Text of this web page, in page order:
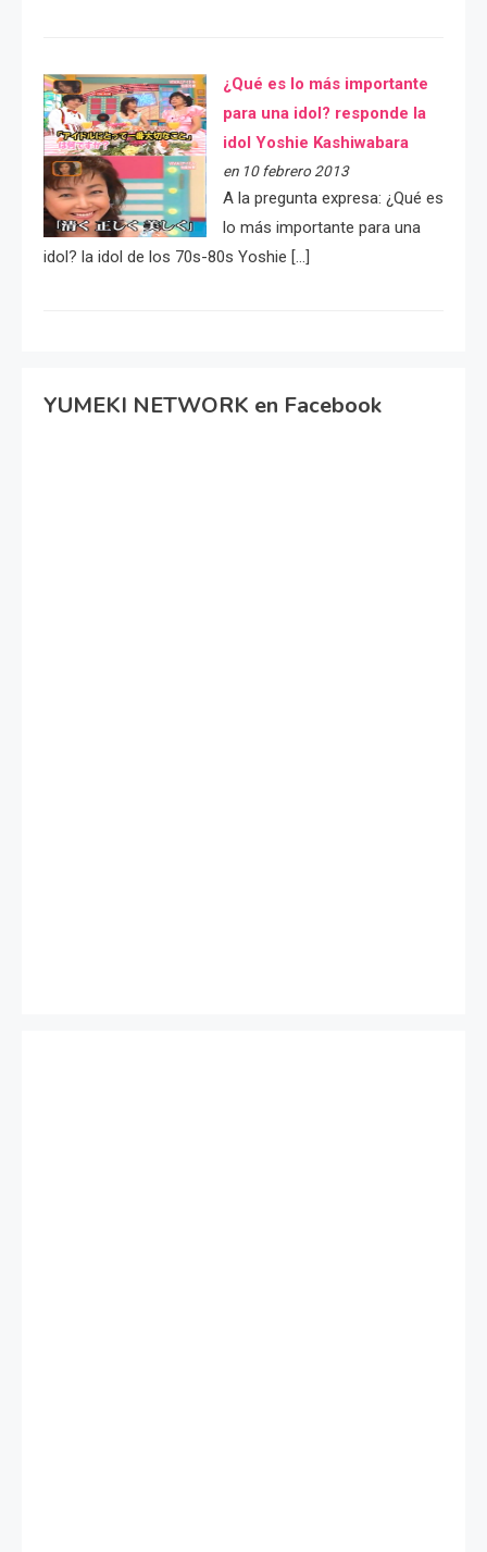
¿Qué es lo más importante
para una idol? responde la
idol Yoshie Kashiwabara
en 10 febrero 2013
A la pregunta expresa: ¿Qué es
lo más importante para una
idol? la idol de los 70s-80s Yoshie […]
YUMEKI NETWORK en Facebook